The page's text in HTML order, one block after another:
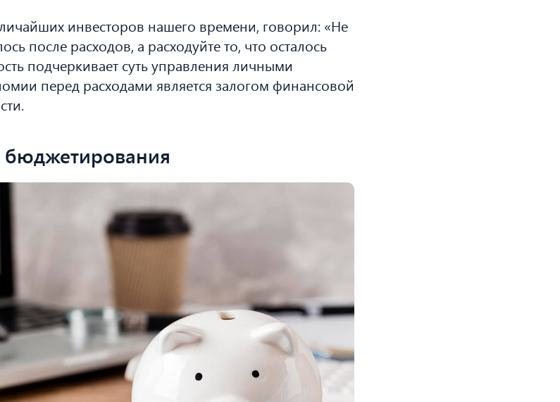
инвесторов нашего времени, говорил: «Не
после расходов, а расходуйте то, что осталось
подчеркивает суть управления личными
перед расходами является залогом финансовой